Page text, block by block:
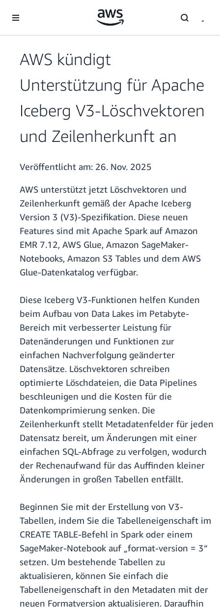
Überspringen zum Hauptinhalt
AWS kündigt
Unterstützung für Apache
Iceberg V3-Löschvektoren
und Zeilenherkunft an
Veröffentlicht am: 26. Nov. 2025
AWS unterstützt jetzt Löschvektoren und
Zeilenherkunft gemäß der Apache Iceberg
Version 3 (V3)-Spezifikation. Diese neuen
Features sind mit Apache Spark auf Amazon
EMR 7.12, AWS Glue, Amazon SageMaker-
Notebooks, Amazon S3 Tables und dem AWS
Glue-Datenkatalog verfügbar.
Diese Iceberg V3-Funktionen helfen Kunden
beim Aufbau von Data Lakes im Petabyte-
Bereich mit verbesserter Leistung für
Datenänderungen und Funktionen zur
einfachen Nachverfolgung geänderter
Datensätze. Löschvektoren schreiben
optimierte Löschdateien, die Data Pipelines
beschleunigen und die Kosten für die
Datenkomprimierung senken. Die
Zeilenherkunft stellt Metadatenfelder für jeden
Datensatz bereit, um Änderungen mit einer
einfachen SQL-Abfrage zu verfolgen, wodurch
der Rechenaufwand für das Auffinden kleiner
Änderungen in großen Tabellen entfällt.
Beginnen Sie mit der Erstellung von V3-
Tabellen, indem Sie die Tabelleneigenschaft im
CREATE TABLE-Befehl in Spark oder einem
SageMaker-Notebook auf „format-version = 3“
setzen. Um bestehende Tabellen zu
aktualisieren, können Sie einfach die
Tabelleneigenschaft in den Metadaten mit der
neuen Formatversion aktualisieren. Daraufhin